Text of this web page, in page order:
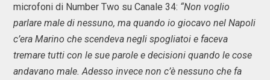
microfoni di Number Two su Canale 34: “Non voglio
parlare male di nessuno, ma quando io giocavo nel Napoli
c’era Marino che scendeva negli spogliatoi e faceva
tremare tutti con le sue parole e decisioni quando le cose
andavano male. Adesso invece non c’è nessuno che fa